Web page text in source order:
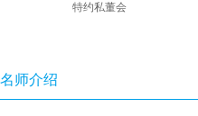
特约私董会
名师介绍